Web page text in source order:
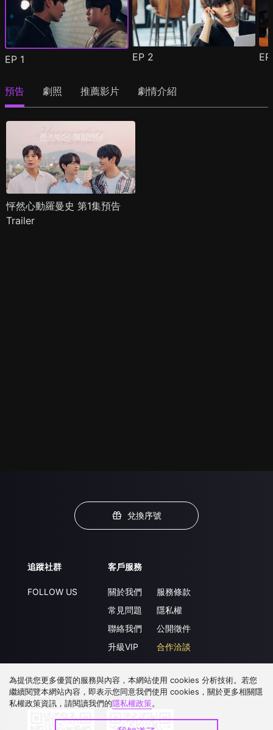
EP 1 EP 2
預告 劇照 推薦影片 劇情介紹
怦然心動羅曼史 第1集預告
Trailer
兌換序號
追蹤社群
FOLLOW US
客戶服務
關於我們
常見問題
聯絡我們
升級VIP
服務條款
隱私權
公開徵件
合作洽談
下載 APP
為提供您更多優質的服務與內容，本網站使用 cookies 分析技術。若您
繼續閱覽本網站內容，即表示您同意我們使用 cookies，關於更多相關隱
私權政策資訊，請閱讀我們的隱私權政策。